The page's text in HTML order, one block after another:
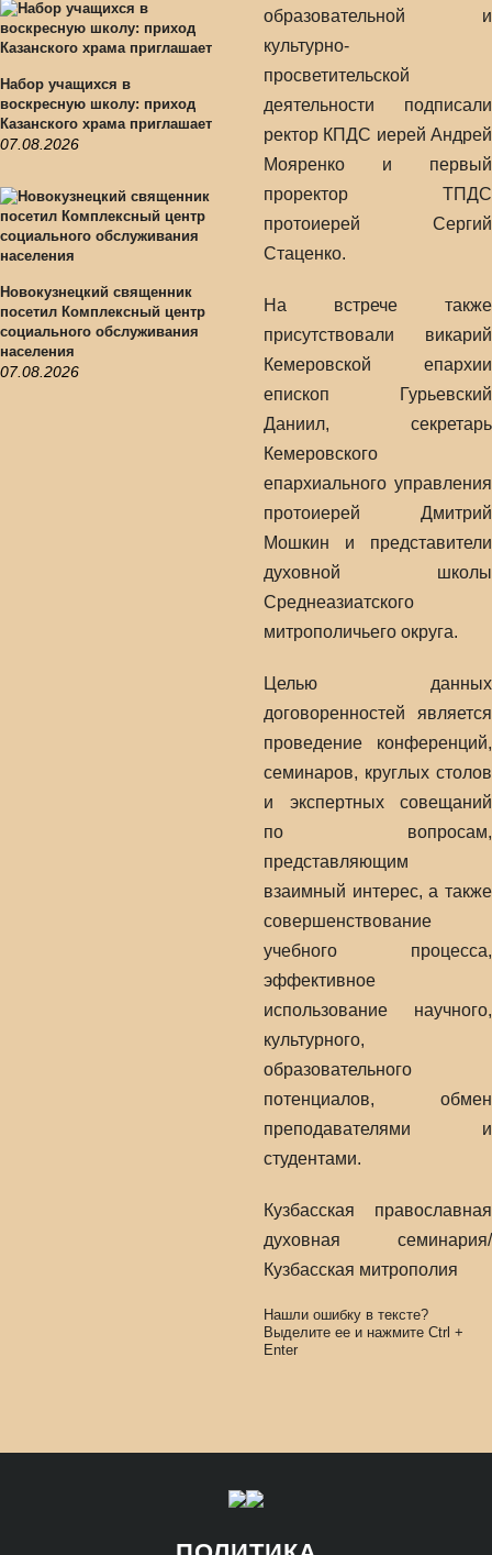
Набор учащихся в
воскресную школу: приход
Казанского храма приглашает
07.08.2026
Новокузнецкий священник
посетил Комплексный центр
социального обслуживания
населения
07.08.2026
образовательной и
культурно-
просветительской
деятельности подписали
ректор КПДС иерей Андрей
Мояренко и первый
проректор ТПДС
протоиерей Сергий
Стаценко.
На встрече также
присутствовали викарий
Кемеровской епархии
епископ Гурьевский
Даниил, секретарь
Кемеровского
епархиального управления
протоиерей Дмитрий
Мошкин и представители
духовной школы
Среднеазиатского
митрополичьего округа.
Целью данных
договоренностей является
проведение конференций,
семинаров, круглых столов
и экспертных совещаний
по вопросам,
представляющим
взаимный интерес, а также
совершенствование
учебного процесса,
эффективное
использование научного,
культурного,
образовательного
потенциалов, обмен
преподавателями и
студентами.
Кузбасская православная
духовная семинария/
Кузбасская митрополия
Нашли ошибку в тексте?
Выделите ее и нажмите Ctrl +
Enter